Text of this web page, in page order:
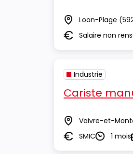
Lieu Loon-Plage
SalaireSalaire non
Industrie
Cariste
Lieu Vaivre-et-
Salaire
SMICDurée1 mois